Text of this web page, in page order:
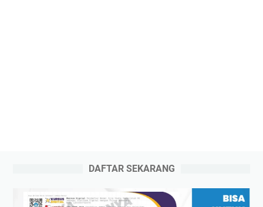
DAFTAR SEKARANG